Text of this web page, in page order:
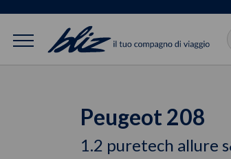
Peugeot 208
1.2 puretech allure